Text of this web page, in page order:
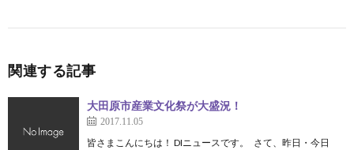
関連する記事
大田原市産業文化祭が大盛況！
2017.11.05
皆さまこんにちは！ DIニュースです。 さて、昨日・今日